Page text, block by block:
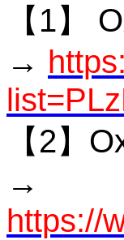
【1】
→
【2】
→
https://